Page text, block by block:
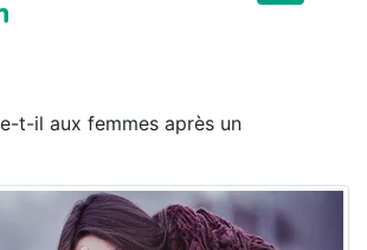
t-il aux femmes après un